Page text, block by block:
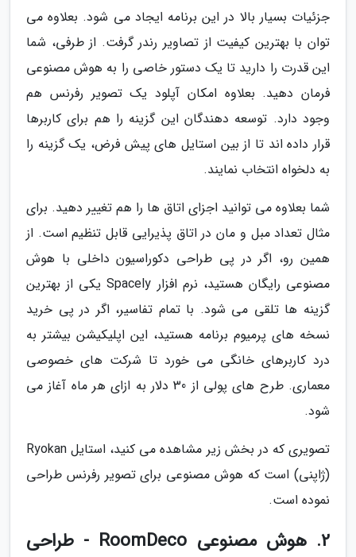
جزئیات بسیار بالا در این برنامه ایجاد می شود. بعلاوه می
توان با بهترین کیفیت از تصاویر رندر گرفت. از طرفی، شما
این قدرت را دارید تا یک دستور خاصی را به هوش مصنوعی
فرمان دهید. بعلاوه امکان آپلود یک تصویر رفرنس هم
وجود دارد. توسعه دهندگان این گزینه را هم برای کاربرها
قرار داده اند تا از بین استایل های پیش فرض، یک گزینه را
به دلخواه انتخاب نمایند.
شما بعلاوه می توانید اجزای اتاق ها را هم تغییر دهید. برای
مثال تعداد مبل و مان در اتاق پذیرایی قابل تنظیم است. از
همین رو، اگر در پی طراحی دکوراسیون داخلی با هوش
مصنوعی رایگان هستید، نرم افزار Spacely یکی از بهترین
گزینه ها تلقی می شود. با تمام تفاسیر، اگر در پی خرید
نسخه های پرمیوم برنامه هستید، این اپلیکیشن بیشتر به
درد کاربرهای خانگی می خورد تا شرکت های خصوصی
معماری. طرح های پولی از 30 دلار به ازای هر ماه آغاز می
شود.
تصویری که در بخش زیر مشاهده می کنید، استایل Ryokan
(ژاپنی) است که هوش مصنوعی برای تصویر رفرنس طراحی
نموده است.
2. هوش مصنوعی RoomDeco - طراحی